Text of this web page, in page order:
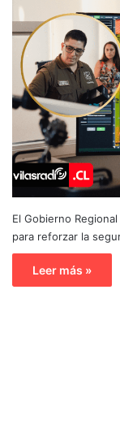
El Gobierno
para reforzar la
Leer más »